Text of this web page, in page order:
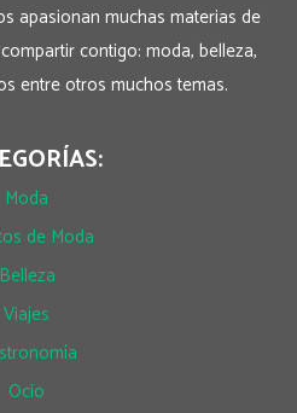
apasionan muchas materias de
contigo: moda, belleza,
entre otros muchos temas.
Moda
de Moda
Belleza
Viajes
Ocio